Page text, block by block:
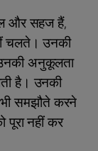
और सहज हैं,
चलते। उनकी
उनकी अनुकूलता
है। उनकी
समझौते करने
पूरा नहीं कर